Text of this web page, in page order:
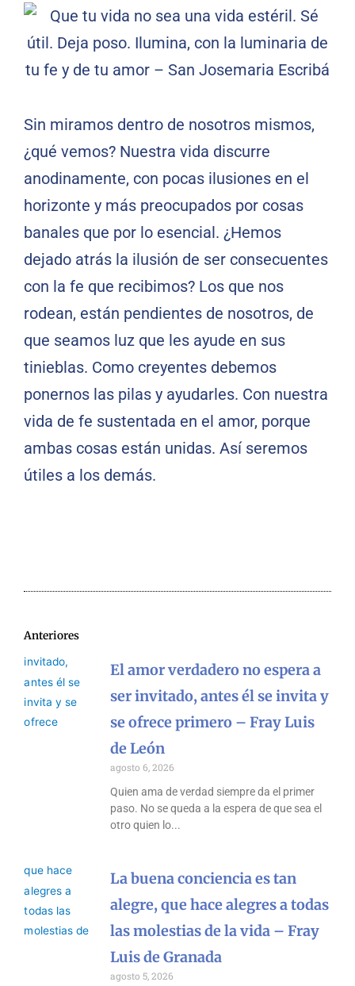
Sin miramos dentro de nosotros mismos,
¿qué vemos? Nuestra vida discurre
anodinamente, con pocas ilusiones en el
horizonte y más preocupados por cosas
banales que por lo esencial. ¿Hemos
dejado atrás la ilusión de ser consecuentes
con la fe que recibimos? Los que nos
rodean, están pendientes de nosotros, de
que seamos luz que les ayude en sus
tinieblas. Como creyentes debemos
ponernos las pilas y ayudarles. Con nuestra
vida de fe sustentada en el amor, porque
ambas cosas están unidas. Así seremos
útiles a los demás.
Anteriores
El amor verdadero no espera a
ser invitado, antes él se invita y
se ofrece primero – Fray Luis
de León
agosto 6, 2026
Quien ama de verdad siempre da el primer
paso. No se queda a la espera de que sea el
otro quien lo
La buena conciencia es tan
alegre, que hace alegres a todas
las molestias de la vida – Fray
Luis de Granada
agosto 5, 2026